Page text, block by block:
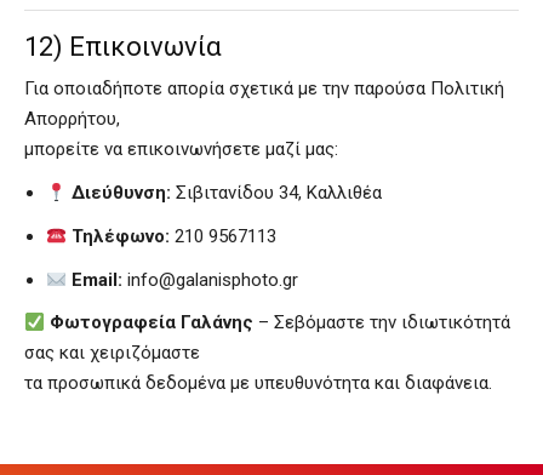
12) Επικοινωνία
Για οποιαδήποτε απορία σχετικά με την παρούσα Πολιτική
Απορρήτου,
μπορείτε να επικοινωνήσετε μαζί μας:
Διεύθυνση: Σιβιτανίδου 34, Καλλιθέα
Τηλέφωνο: 210 9567113
Email: info@galanisphoto.gr
Φωτογραφεία Γαλάνης – Σεβόμαστε την ιδιωτικότητά
σας και χειριζόμαστε
τα προσωπικά δεδομένα με υπευθυνότητα και διαφάνεια.